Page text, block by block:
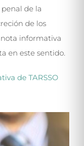
de la
de los
nota informativa
en este sentido.
de TARSSO